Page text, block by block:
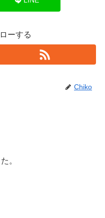
ーする
Chiko
。